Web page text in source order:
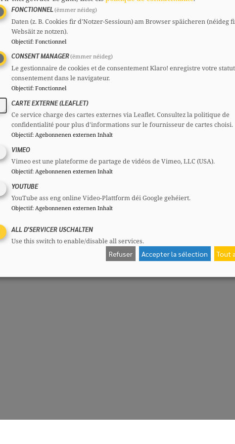
Comités
CSVSection :Membre
CSGComité national :Vice-président
FONCTIONNEL(ëmmer néideg)
Daten (z. B. Cookies fir d'Notzer-Sessioun) am Browser späicheren (néideg
Websäit ze notzen).
Objectif: Fonctionnel
CONSENT MANAGER(ëmmer néideg)
Le gestionnaire de cookies et de consentement Klaro! enregistre votre
consentement dans le navigateur.
Objectif: Fonctionnel
CARTE EXTERNE (LEAFLET)
Ce service charge des cartes externes via Leaflet. Consultez la politique de
confidentialité pour plus d'informations sur le fournisseur de cartes choisi.
Objectif: Agebonnenen externen Inhalt
VIMEO
Vimeo est une plateforme de partage de vidéos de Vimeo, LLC (USA).
Objectif: Agebonnenen externen Inhalt
YOUTUBE
YouTube ass eng online Video-Plattform déi Google gehéiert.
Objectif: Agebonnenen externen Inhalt
ALL D'SERVICER USCHALTEN
Use this switch to enable/disable all services.
Refuser Accepter la sélection Tout